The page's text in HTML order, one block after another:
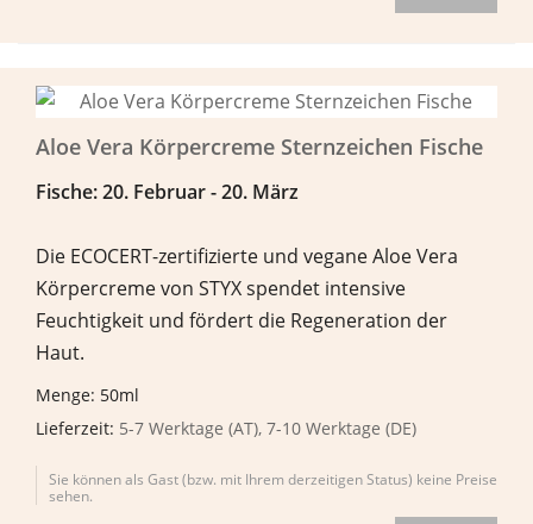
Aloe Vera Körpercreme Sternzeichen Fische
Fische: 20. Februar - 20. März
Die ECOCERT-zertifizierte und vegane Aloe Vera
Körpercreme von STYX spendet intensive
Feuchtigkeit und fördert die Regeneration der
Haut.
Menge: 50ml
Lieferzeit: 5-7 Werktage (AT), 7-10 Werktage (DE)
Sie können als Gast (bzw. mit Ihrem derzeitigen Status) keine Preise
sehen.